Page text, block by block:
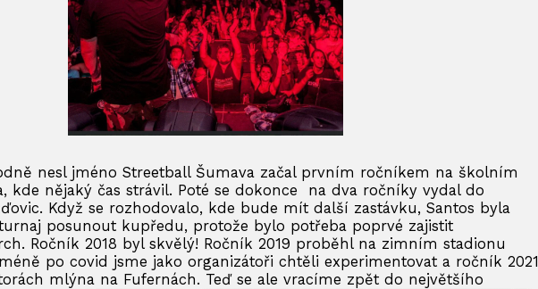
nesl jméno Streetball Šumava začal prvním ročníkem na školním
kde nějaký čas strávil. Poté se dokonce na dva ročníky vydal do
Když se rozhodovalo, kde bude mít další zastávku, Santos byla
posunout kupředu, protože bylo potřeba poprvé zajistit
Ročník 2018 byl skvělý! Ročník 2019 proběhl na zimním stadionu
po covid jsme jako organizátoři chtěli experimentovat a ročník 2021
mlýna na Fufernách. Teď se ale vracíme zpět do největšího